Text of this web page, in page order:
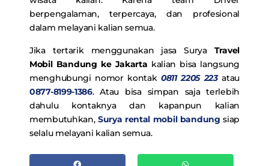
berpengalaman, terpercaya, dan profesional
dalam melayani kalian semua.
Jika tertarik menggunakan jasa Surya Travel
Mobil Bandung ke Jakarta kalian bisa langsung
menghubungi nomor kontak 0811 2205 223atau
0877-8199-1386. Atau bisa simpan saja terlebih
dahulu kontaknya dan kapanpun kalian
membutuhkan, Surya rental mobil bandung siap
selalu melayani kalian semua.